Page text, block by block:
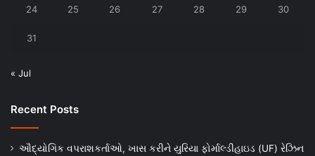
24 25 26 27 28 29 30
31
« Jul
Recent Posts
ઔદ્યોગિક વપરાશકર્તાઓ, ખાસ કરીને યુરિયા ફોર્માલ્ડીહાઇડ (UF) રેઝિન